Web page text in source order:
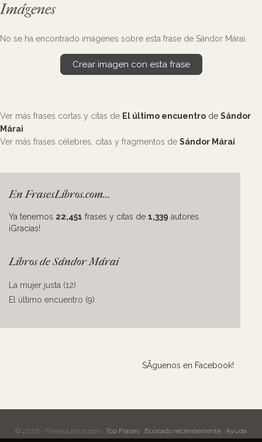
Imágenes
No se ha encontrado imágenes sobre esta frase de Sándor Márai.
Crear imagen con esta frase
Ver más frases cortas y citas de El último encuentro de Sándor
Márai
Ver más frases célebres, citas y fragmentos de Sándor Márai
En FrasesLibros.com...
Ya tenemos 22,451 frases y citas de 1,339 autores.
¡Gracias!
Libros de Sándor Márai
La mujer justa (12)
El último encuentro (9)
SÃ­guenos en Facebook!
© 2026 - FrasesLibros.com Top Frases Buscado recientemente Ayuda